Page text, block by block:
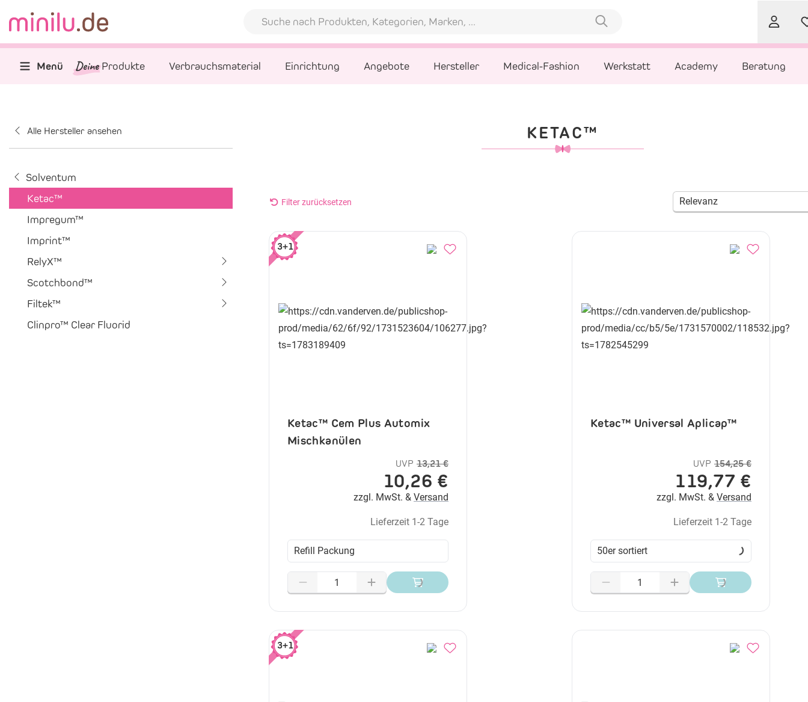
Menü Deine Produkte Verbrauchsmaterial Einrichtung Angebote Hersteller Medical-Fashion Werkstatt Academy Beratung
Alle Hersteller ansehen
Solventum
Ketac™
Impregum™
Imprint™
RelyX™
Scotchbond™
Filtek™
Clinpro™ Clear Fluorid
KETAC™
Filter zurücksetzen Relevanz
3+1
Ketac™ Cem Plus Automix
Mischkanülen
UVP 13,21 €
10,26 €
zzgl. MwSt. & Versand
Lieferzeit 1-2 Tage
Refill Packung
Ketac™ Universal Aplicap™
UVP 154,25 €
119,77 €
zzgl. MwSt. & Versand
Lieferzeit 1-2 Tage
50er sortiert
3+1